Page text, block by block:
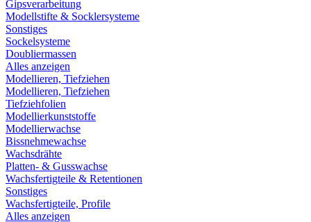
Gipsverarbeitung
Modellstifte & Socklersysteme
Sonstiges
Sockelsysteme
Doubliermassen
Alles anzeigen
Modellieren, Tiefziehen
Modellieren, Tiefziehen
Tiefziehfolien
Modellierkunststoffe
Modellierwachse
Bissnehmewachse
Wachsdrähte
Platten- & Gusswachse
Wachsfertigteile & Retentionen
Sonstiges
Wachsfertigteile, Profile
Alles anzeigen